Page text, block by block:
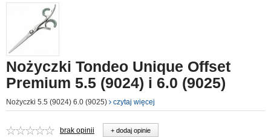
Nożyczki Tondeo Unique Offset
Premium 5.5 (9024) i 6.0 (9025)
Nożyczki 5.5 (9024) 6.0 (9025) czytaj więcej
brak opinii + dodaj opinie